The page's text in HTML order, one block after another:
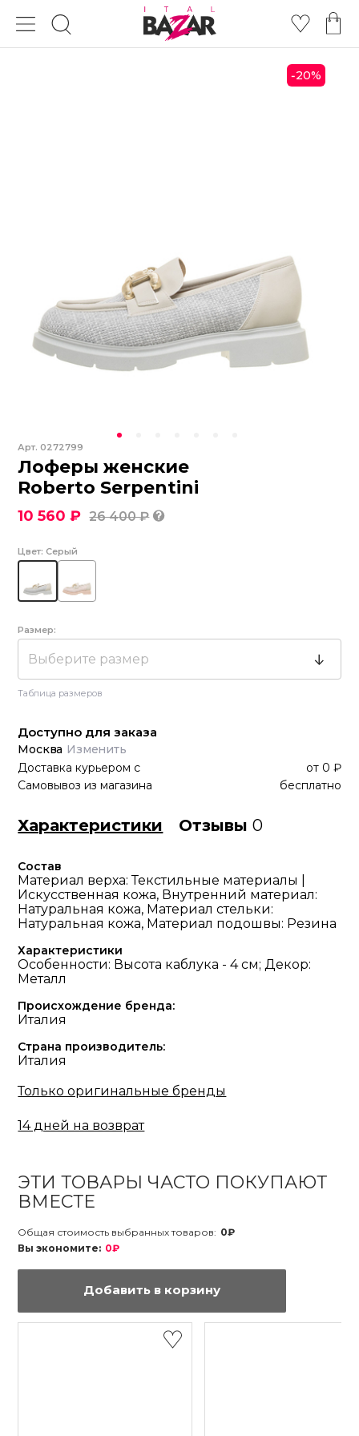
-20%
Арт.0272799
Лоферы женские
Roberto Serpentini
10 560 ₽ 26 400 ₽
Цвет: Серый
Размер:
Выберите размер
Таблица размеров
Доступно для заказа
Москва Изменить
Доставка курьером с от 0 ₽
Самовывоз из магазина
бесплатно
Характеристики Отзывы0
Состав
Материал верха: Текстильные материалы |
Искусственная кожа, Внутренний материал:
Натуральная кожа, Материал стельки:
Натуральная кожа, Материал подошвы: Резина
Характеристики
Особенности: Высота каблука - 4 см; Декор:
Металл
Происхождение бренда:
Италия
Страна производитель:
Италия
Только оригинальные бренды
14 дней на возврат
ЭТИ ТОВАРЫ ЧАСТО ПОКУПАЮТ
ВМЕСТЕ
Общая стоимость выбранных товаров: 0₽
Вы экономите: 0₽
Добавить в корзину